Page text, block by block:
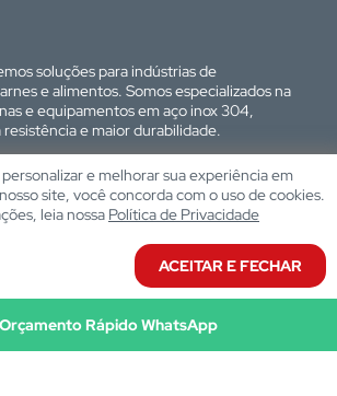
soluções para indústrias de
e alimentos. Somos especializados na
e equipamentos em aço inox 304,
e maior durabilidade.
Orçamento Rápido WhatsApp
e melhorar sua experiência em
site, você concorda com o uso de cookies.
leia nossa Política de Privacidade
ACEITAR E FECHAR